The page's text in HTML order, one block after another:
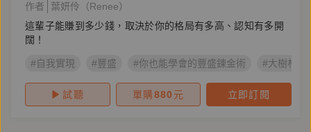
作者
葉妍伶（Renee）
這輩子能賺到多少錢，取決於你的格局有多高、認知有多開
闊！
#自我實現 #豐盛 #你也能學會的豐盛鍊金術 #大樹林
試聽 單購880 元 立即訂閱